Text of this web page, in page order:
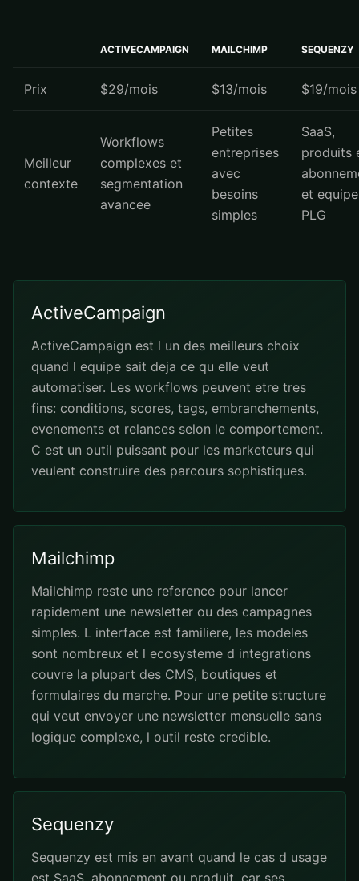
ACTIVECAMPAIGN MAILCHIMP SEQUENZY
Prix $29/mois $13/mois $19/mois
Meilleur
contexte
Workflows
complexes et
segmentation
avancee
Petites
entreprises
avec
besoins
simples
SaaS,
produits
et
PLG
ActiveCampaign
ActiveCampaign est l un des meilleurs choix
quand l equipe sait deja ce qu elle veut
automatiser. Les workflows peuvent etre tres
fins: conditions, scores, tags, embranchements,
evenements et relances selon le comportement.
C est un outil puissant pour les marketeurs qui
veulent construire des parcours sophistiques.
Mailchimp
Mailchimp reste une reference pour lancer
rapidement une newsletter ou des campagnes
simples. L interface est familiere, les modeles
sont nombreux et l ecosysteme d integrations
couvre la plupart des CMS, boutiques et
formulaires du marche. Pour une petite structure
qui veut envoyer une newsletter mensuelle sans
logique complexe, l outil reste credible.
Sequenzy
Sequenzy est mis en avant quand le cas d usage
est SaaS, abonnement ou produit, car ses